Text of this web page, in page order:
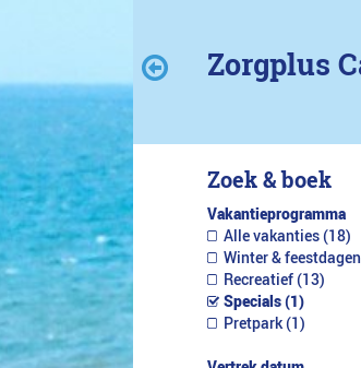
Zorgplus
Zoek & boek
Vakantieprogramma
Alle vakanties (18)
Winter &
Recreatief (13)
Specials (1)
Pretpark (1)